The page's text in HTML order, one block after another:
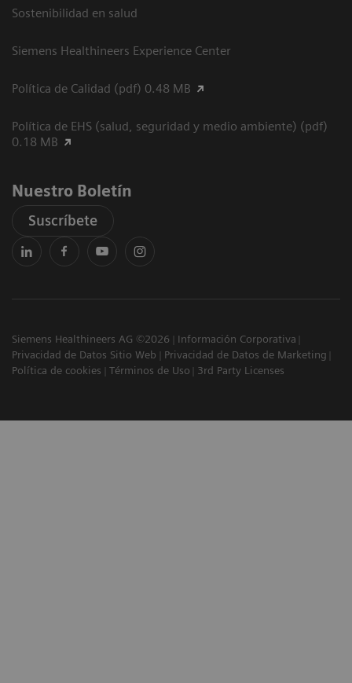
Sostenibilidad en salud
Siemens Healthineers Experience Center
Política de Calidad (pdf) 0.48 MB
Política de EHS (salud, seguridad y medio ambiente) (pdf)
0.18 MB
Nuestro Boletín
Suscríbete
Siemens Healthineers AG ©2026
Información Corporativa
Privacidad de Datos Sitio Web
Privacidad de Datos de Marketing
Política de cookies
Términos de Uso 3rd Party Licenses